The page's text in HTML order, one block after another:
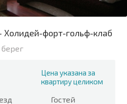
Холидей-форт-гольф-клаб
Цена указана за
квартиру целиком
Гостей